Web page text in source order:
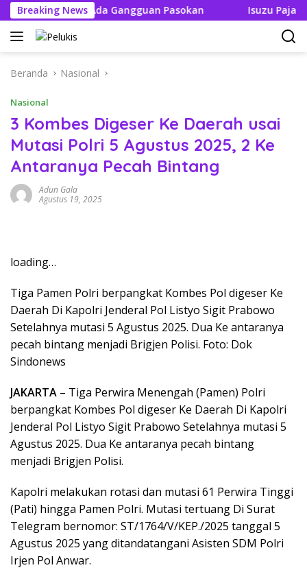
Langsung
ke
konten
Breaking News
Boleh Ada Gangguan Pasokan Isuzu Pajang
Beranda Nasional
Nasional
3 Kombes Digeser Ke Daerah usai
Mutasi Polri 5 Agustus 2025, 2 Ke
Antaranya Pecah Bintang
Adun Gala
Agustus 19, 2025
loading…
Tiga Pamen Polri berpangkat Kombes Pol digeser Ke
Daerah Di Kapolri Jenderal Pol Listyo Sigit Prabowo
Setelahnya mutasi 5 Agustus 2025. Dua Ke antaranya
pecah bintang menjadi Brigjen Polisi. Foto: Dok
Sindonews
JAKARTA – Tiga Perwira Menengah (Pamen) Polri
berpangkat Kombes Pol digeser Ke Daerah Di Kapolri
Jenderal Pol Listyo Sigit Prabowo Setelahnya mutasi 5
Agustus 2025. Dua Ke antaranya pecah bintang
menjadi Brigjen Polisi.
Kapolri melakukan rotasi dan mutasi 61 Perwira Tinggi
(Pati) hingga Pamen Polri. Mutasi tertuang Di Surat
Telegram bernomor: ST/1764/V/KEP./2025 tanggal 5
Agustus 2025 yang ditandatangani Asisten SDM Polri
Irjen Pol Anwar.